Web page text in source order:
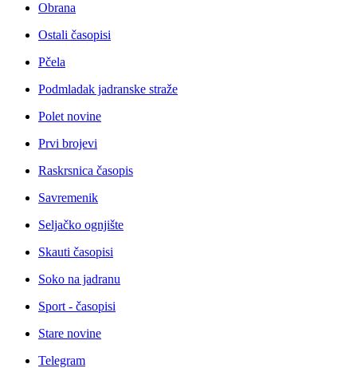
Obrana
Ostali časopisi
Pčela
Podmladak jadranske straže
Polet novine
Prvi brojevi
Raskrsnica časopis
Savremenik
Seljačko ognjište
Skauti časopisi
Soko na jadranu
Sport - časopisi
Stare novine
Telegram